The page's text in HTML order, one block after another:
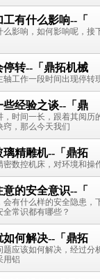
有什么影响--「
影响，如何影响呢，接
转--「鼎拓机械
工作一段时间出现停转
经验之谈--「鼎
，时间一长，跟着其阅历
窍，那么今天我们
精雕机--「鼎拓
数控机床，对环境和操
的安全意识--「
有什么样的安全隐患，
常识都有哪些？
何解决--「鼎拓
应该如何解决，经过分
用铝